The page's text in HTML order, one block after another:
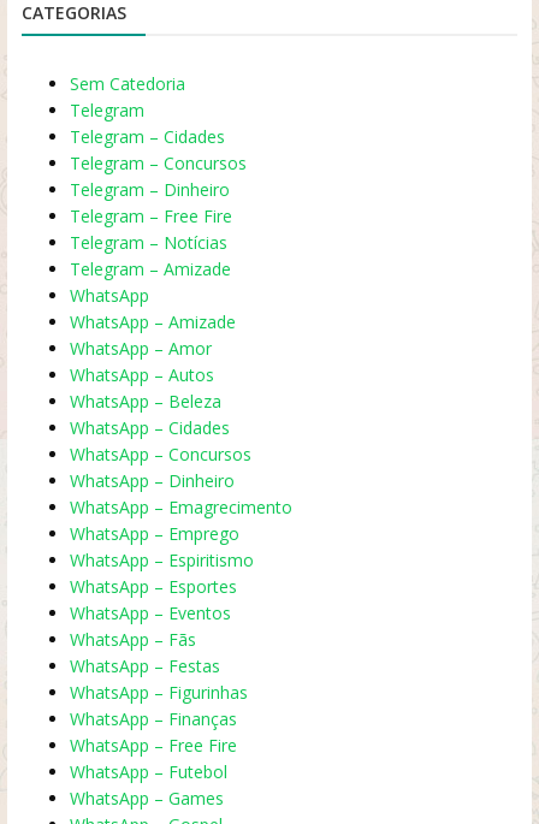
CATEGORIAS
Sem Catedoria
Telegram
Telegram – Cidades
Telegram – Concursos
Telegram – Dinheiro
Telegram – Free Fire
Telegram – Notícias
Telegram – Amizade
WhatsApp
WhatsApp – Amizade
WhatsApp – Amor
WhatsApp – Autos
WhatsApp – Beleza
WhatsApp – Cidades
WhatsApp – Concursos
WhatsApp – Dinheiro
WhatsApp – Emagrecimento
WhatsApp – Emprego
WhatsApp – Espiritismo
WhatsApp – Esportes
WhatsApp – Eventos
WhatsApp – Fãs
WhatsApp – Festas
WhatsApp – Figurinhas
WhatsApp – Finanças
WhatsApp – Free Fire
WhatsApp – Futebol
WhatsApp – Games